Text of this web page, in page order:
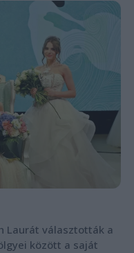
Laurát választották a
között a saját